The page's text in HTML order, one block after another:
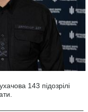
143 підозрілі